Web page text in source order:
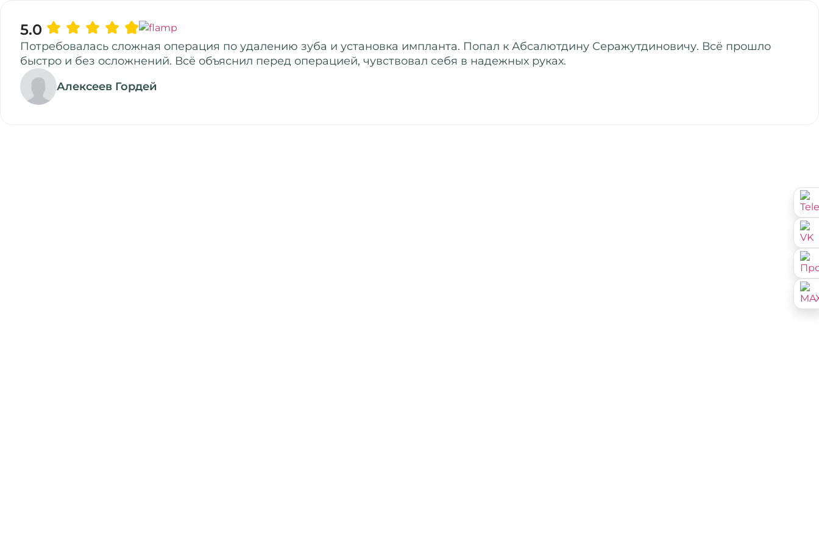
5.0
Потребовалась сложная операция по удалению зуба и установка импланта. Попал к Абсалютдину Серажутдиновичу. Всё прошло
быстро и без осложнений. Всё объяснил перед операцией, чувствовал себя в надежных руках.
Алексеев Гордей